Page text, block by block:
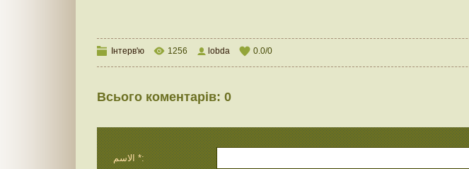
Інтерв'ю 1256 lobda 0.0/0
Всього коментарів: 0
الاسم *: